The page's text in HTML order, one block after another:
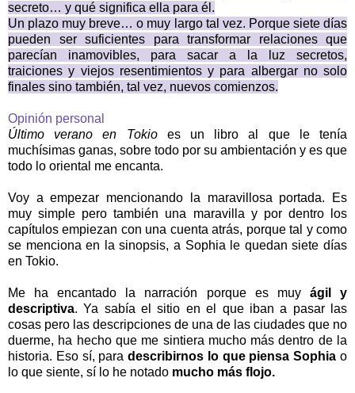
secreto… y qué significa ella para él.
Un plazo muy breve… o muy largo tal vez. Porque siete días
pueden ser suficientes para transformar relaciones que
parecían inamovibles, para sacar a la luz secretos,
traiciones y viejos resentimientos y para albergar no solo
finales sino también, tal vez, nuevos comienzos.
Opinión personal
Último verano en Tokioes un libro al que le tenía
muchísimas ganas, sobre todo por su ambientación y es que
todo lo oriental me encanta.
Voy a empezar mencionando la maravillosa portada. Es
muy simple pero también una maravilla y por dentro los
capítulos empiezan con una cuenta atrás, porque tal y como
se menciona en la sinopsis, a Sophia le quedan siete días
en Tokio.
Me ha encantado la narración porque es muy ágil y
descriptiva. Ya sabía el sitio en el que iban a pasar las
cosas pero las descripciones de una de las ciudades que no
duerme, ha hecho que me sintiera mucho más dentro de la
historia. Eso sí, para describirnos lo que piensa Sophia o
lo que siente, sí lo he notado mucho más flojo.